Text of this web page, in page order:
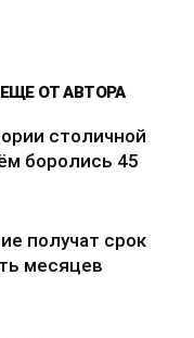
ЕЩЕ ОТ АВТОРА
столичной
боролись 45
получат срок
месяцев